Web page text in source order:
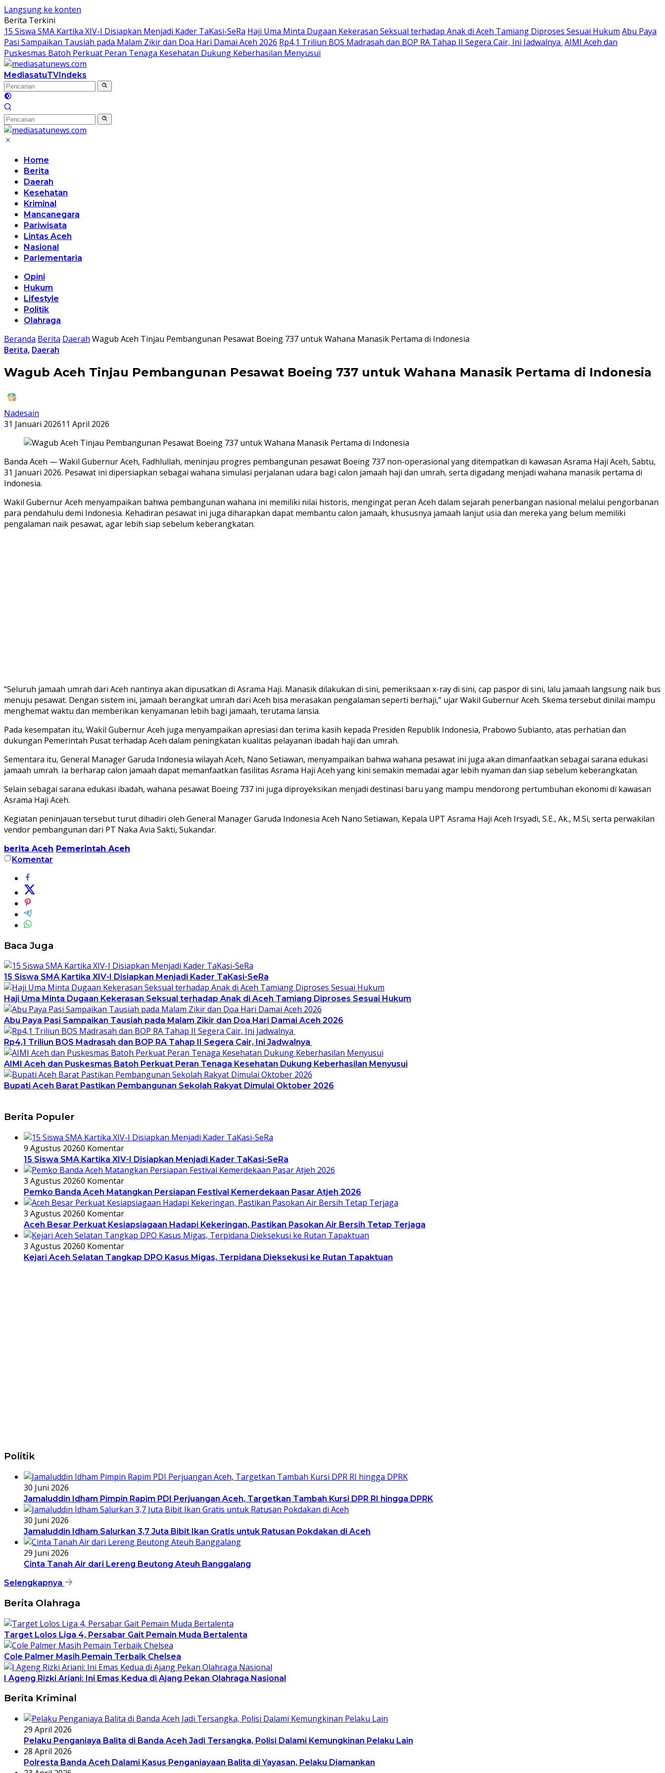
Langsung ke konten
Berita Terkini
15 Siswa SMA Kartika XIV-I Disiapkan Menjadi Kader TaKasi-SeRa Haji Uma Minta Dugaan Kekerasan Seksual terhadap Anak di Aceh Tamiang Diproses Sesuai Hukum Abu Paya
Pasi Sampaikan Tausiah pada Malam Zikir dan Doa Hari Damai Aceh 2026 Rp4,1 Triliun BOS Madrasah dan BOP RA Tahap II Segera Cair, Ini Jadwalnya AIMI Aceh dan
Puskesmas Batoh Perkuat Peran Tenaga Kesehatan Dukung Keberhasilan Menyusui
MediasatuTVIndeks
Home
Berita
Daerah
Kesehatan
Kriminal
Mancanegara
Pariwisata
Lintas Aceh
Nasional
Parlementaria
Opini
Hukum
Lifestyle
Politik
Olahraga
Beranda Berita Daerah Wagub Aceh Tinjau Pembangunan Pesawat Boeing 737 untuk Wahana Manasik Pertama di Indonesia
Berita, Daerah
Wagub Aceh Tinjau Pembangunan Pesawat Boeing 737 untuk Wahana Manasik Pertama di Indonesia
Nadesain
31 Januari 202611 April 2026
Banda Aceh — Wakil Gubernur Aceh, Fadhlullah, meninjau progres pembangunan pesawat Boeing 737 non-operasional yang ditempatkan di kawasan Asrama Haji Aceh, Sabtu,
31 Januari 2026. Pesawat ini dipersiapkan sebagai wahana simulasi perjalanan udara bagi calon jamaah haji dan umrah, serta digadang menjadi wahana manasik pertama di
Indonesia.
Wakil Gubernur Aceh menyampaikan bahwa pembangunan wahana ini memiliki nilai historis, mengingat peran Aceh dalam sejarah penerbangan nasional melalui pengorbanan
para pendahulu demi Indonesia. Kehadiran pesawat ini juga diharapkan dapat membantu calon jamaah, khususnya jamaah lanjut usia dan mereka yang belum memiliki
pengalaman naik pesawat, agar lebih siap sebelum keberangkatan.
“Seluruh jamaah umrah dari Aceh nantinya akan dipusatkan di Asrama Haji. Manasik dilakukan di sini, pemeriksaan x-ray di sini, cap paspor di sini, lalu jamaah langsung naik bus
menuju pesawat. Dengan sistem ini, jamaah berangkat umrah dari Aceh bisa merasakan pengalaman seperti berhaji,” ujar Wakil Gubernur Aceh. Skema tersebut dinilai mampu
menghemat waktu dan memberikan kenyamanan lebih bagi jamaah, terutama lansia.
Pada kesempatan itu, Wakil Gubernur Aceh juga menyampaikan apresiasi dan terima kasih kepada Presiden Republik Indonesia, Prabowo Subianto, atas perhatian dan
dukungan Pemerintah Pusat terhadap Aceh dalam peningkatan kualitas pelayanan ibadah haji dan umrah.
Sementara itu, General Manager Garuda Indonesia wilayah Aceh, Nano Setiawan, menyampaikan bahwa wahana pesawat ini juga akan dimanfaatkan sebagai sarana edukasi
jamaah umrah. Ia berharap calon jamaah dapat memanfaatkan fasilitas Asrama Haji Aceh yang kini semakin memadai agar lebih nyaman dan siap sebelum keberangkatan.
Selain sebagai sarana edukasi ibadah, wahana pesawat Boeing 737 ini juga diproyeksikan menjadi destinasi baru yang mampu mendorong pertumbuhan ekonomi di kawasan
Asrama Haji Aceh.
Kegiatan peninjauan tersebut turut dihadiri oleh General Manager Garuda Indonesia Aceh Nano Setiawan, Kepala UPT Asrama Haji Aceh Irsyadi, S.E., Ak., M.Si, serta perwakilan
vendor pembangunan dari PT Naka Avia Sakti, Sukandar.
berita Aceh Pemerintah Aceh
Komentar
Baca Juga
15 Siswa SMA Kartika XIV-I Disiapkan Menjadi Kader TaKasi-SeRa
Haji Uma Minta Dugaan Kekerasan Seksual terhadap Anak di Aceh Tamiang Diproses Sesuai Hukum
Abu Paya Pasi Sampaikan Tausiah pada Malam Zikir dan Doa Hari Damai Aceh 2026
Rp4,1 Triliun BOS Madrasah dan BOP RA Tahap II Segera Cair, Ini Jadwalnya
AIMI Aceh dan Puskesmas Batoh Perkuat Peran Tenaga Kesehatan Dukung Keberhasilan Menyusui
Bupati Aceh Barat Pastikan Pembangunan Sekolah Rakyat Dimulai Oktober 2026
Berita Populer
9 Agustus 20260 Komentar
15 Siswa SMA Kartika XIV-I Disiapkan Menjadi Kader TaKasi-SeRa
3 Agustus 20260 Komentar
Pemko Banda Aceh Matangkan Persiapan Festival Kemerdekaan Pasar Atjeh 2026
3 Agustus 20260 Komentar
Aceh Besar Perkuat Kesiapsiagaan Hadapi Kekeringan, Pastikan Pasokan Air Bersih Tetap Terjaga
3 Agustus 20260 Komentar
Kejari Aceh Selatan Tangkap DPO Kasus Migas, Terpidana Dieksekusi ke Rutan Tapaktuan
Politik
30 Juni 2026
Jamaluddin Idham Pimpin Rapim PDI Perjuangan Aceh, Targetkan Tambah Kursi DPR RI hingga DPRK
30 Juni 2026
Jamaluddin Idham Salurkan 3,7 Juta Bibit Ikan Gratis untuk Ratusan Pokdakan di Aceh
29 Juni 2026
Cinta Tanah Air dari Lereng Beutong Ateuh Banggalang
Selengkapnya
Berita Olahraga
Target Lolos Liga 4, Persabar Gait Pemain Muda Bertalenta
Cole Palmer Masih Pemain Terbaik Chelsea
I Ageng Rizki Ariani: Ini Emas Kedua di Ajang Pekan Olahraga Nasional
Berita Kriminal
29 April 2026
Pelaku Penganiaya Balita di Banda Aceh Jadi Tersangka, Polisi Dalami Kemungkinan Pelaku Lain
28 April 2026
Polresta Banda Aceh Dalami Kasus Penganiayaan Balita di Yayasan, Pelaku Diamankan